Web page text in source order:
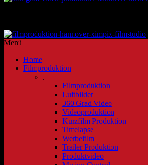
Menü
Home
Filmproduktion
.
Filmproduktion
Luftbilder
360 Grad Video
Videoproduktion
Kurzfilm Produktion
Timelapse
Werbefilm
Trailer Produktion
Produktvideo